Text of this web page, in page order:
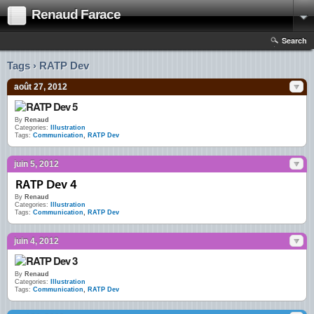
Renaud Farace
Search
Tags › RATP Dev
août 27, 2012
By Renaud
Categories:
Illustration
Tags: Communication, RATP Dev
juin 5, 2012
By Renaud
Categories:
Illustration
Tags: Communication, RATP Dev
juin 4, 2012
By Renaud
Categories:
Illustration
Tags: Communication, RATP Dev